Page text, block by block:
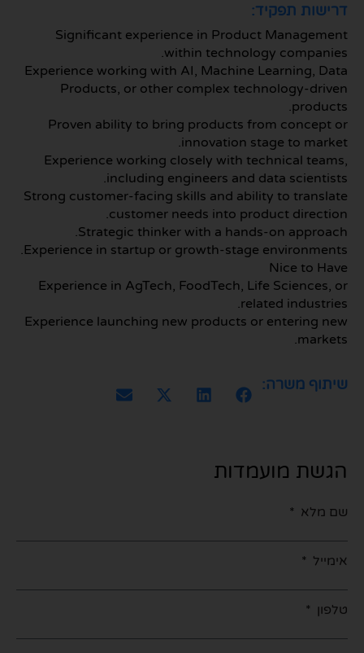
דרישות תפקיד:
Significant experience in Product Management
within technology companies.
Experience working with AI, Machine Learning, Data
Products, or other complex technology-driven
products.
Proven ability to bring products from concept or
innovation stage to market.
Experience working closely with technical teams,
including engineers and data scientists.
Strong customer-facing skills and ability to translate
customer needs into product direction.
Strategic thinker with a hands-on approach.
Experience in startup or growth-stage environments.
Nice to Have
Experience in AgTech, FoodTech, Life Sciences, or
related industries.
Experience launching new products or entering new
markets.
שיתוף משרה:
הגשת מועמדות
שם מלא
אימייל
טלפון